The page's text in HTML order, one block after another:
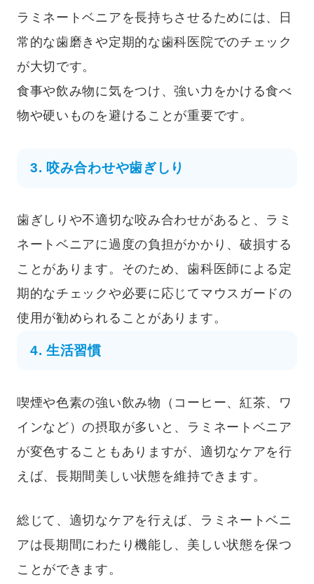
ラミネートベニアを長持ちさせるためには、日
常的な歯磨きや定期的な歯科医院でのチェック
が大切です。
食事や飲み物に気をつけ、強い力をかける食べ
物や硬いものを避けることが重要です。
3. 咬み合わせや歯ぎしり
歯ぎしりや不適切な咬み合わせがあると、ラミ
ネートベニアに過度の負担がかかり、破損する
ことがあります。そのため、歯科医師による定
期的なチェックや必要に応じてマウスガードの
使用が勧められることがあります。
4. 生活習慣
喫煙や色素の強い飲み物（コーヒー、紅茶、ワ
インなど）の摂取が多いと、ラミネートベニア
が変色することもありますが、適切なケアを行
えば、長期間美しい状態を維持できます。
総じて、適切なケアを行えば、ラミネートベニ
アは長期間にわたり機能し、美しい状態を保つ
ことができます。